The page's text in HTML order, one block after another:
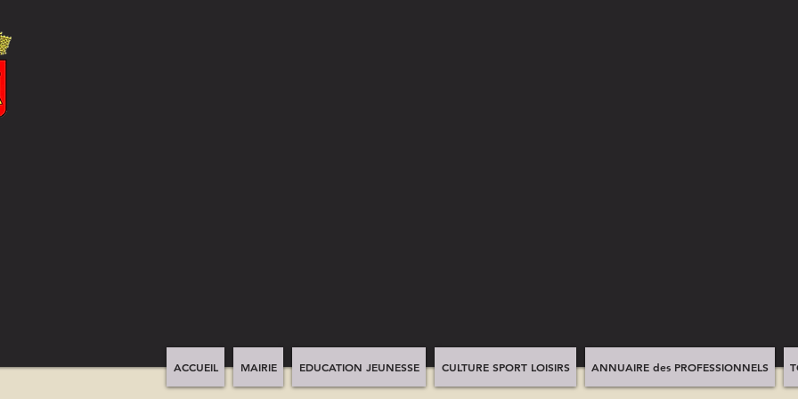
ACCUEIL MAIRIE EDUCATION JEUNESSE CULTURE SPORT LOISIRS ANNUAIRE des PROFESSIONNELS